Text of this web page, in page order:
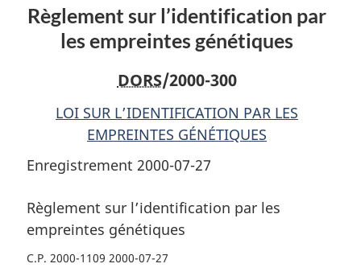
Règlement sur l’identification par
les empreintes génétiques
DORS/2000-300
LOI SUR L’IDENTIFICATION PAR LES
EMPREINTES GÉNÉTIQUES
Enregistrement 2000-07-27
Règlement sur l’identification par les
empreintes génétiques
C.P. 2000-1109 2000-07-27